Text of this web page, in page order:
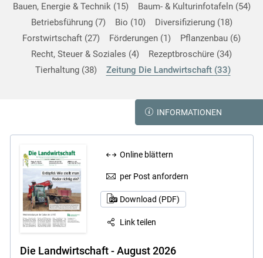
Bauen, Energie & Technik 15 Baum- & Kulturinfotafeln 54
Betriebsführung 7 Bio 10 Diversifizierung 18
Forstwirtschaft 27 Förderungen 1 Pflanzenbau 6
Recht, Steuer & Soziales 4 Rezeptbroschüre 34
Tierhaltung 38 Zeitung Die Landwirtschaft 33
INFORMATIONEN
Online blättern
per Post anfordern
Download (PDF)
Link teilen
Die Landwirtschaft - August 2026